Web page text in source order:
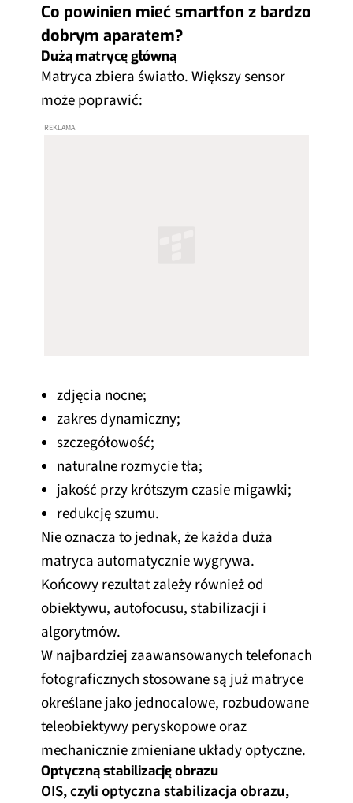
Co powinien mieć smartfon z bardzo
dobrym aparatem?
Dużą matrycę główną
Matryca zbiera światło. Większy sensor
może poprawić:
zdjęcia nocne;
zakres dynamiczny;
szczegółowość;
naturalne rozmycie tła;
jakość przy krótszym czasie migawki;
redukcję szumu.
Nie oznacza to jednak, że każda duża
matryca automatycznie wygrywa.
Końcowy rezultat zależy również od
obiektywu, autofocusu, stabilizacji i
algorytmów.
W najbardziej zaawansowanych telefonach
fotograficznych stosowane są już matryce
określane jako jednocalowe, rozbudowane
teleobiektywy peryskopowe oraz
mechanicznie zmieniane układy optyczne.
Optyczną stabilizację obrazu
OIS, czyli optyczna stabilizacja obrazu,